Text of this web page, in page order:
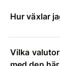
Hur växlar
Vilka